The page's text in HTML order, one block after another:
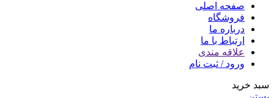
صفحه اصلی
فروشگاه
درباره ما
ارتباط با ما
علاقه مندی
ورود / ثبت نام
سبد خرید